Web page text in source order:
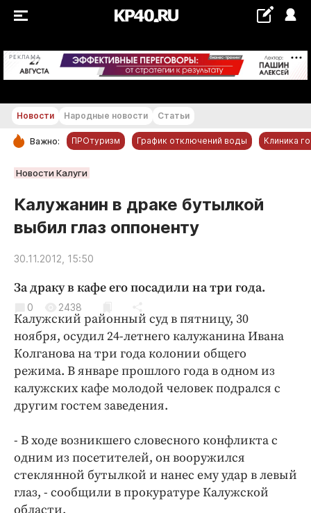
РЕКЛАМА +22...+23 °С
РУБРИКИ
Новости компаний
Статьи
Народные новости
Благоустройство
Криминал
Культура
Недвижимость и ЖКХ
Образование
Общество
Праздники
Происшествия
Спорт
Экономика и бизнес
Новости Народные новости Статьи
Важно: ПРОтуризм График отключений воды Клиника
Новости Калуги
Калужанин в драке бутылкой
выбил глаз оппоненту
30.11.2012, 15:50
За драку в кафе его посадили на три года.
0 2438
Калужский районный суд в пятницу, 30
ноября, осудил 24-летнего калужанина Ивана
Колганова на три года колонии общего
режима. В январе прошлого года в одном из
калужских кафе молодой человек подрался с
другим гостем заведения.
- В ходе возникшего словесного конфликта с
одним из посетителей, он вооружился
стеклянной бутылкой и нанес ему удар в левый
глаз, - сообщили в прокуратуре Калужской